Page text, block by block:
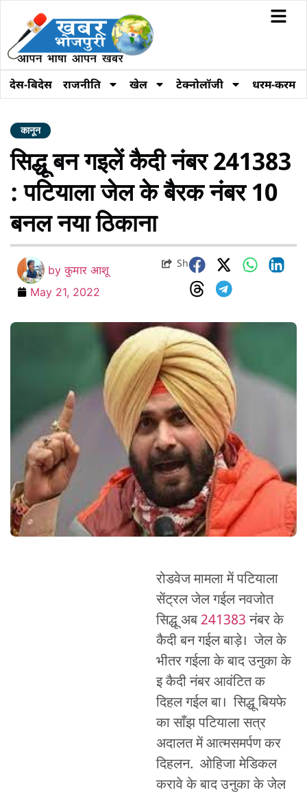
देस-बिदेस राजनीति खेल टेक्नोलॉजी धरम-करम
कानून
सिद्धू बन गइलें कैदी नंबर 241383
: पटियाला जेल के बैरक नंबर 10
बनल नया ठिकाना
by कुमार आशू
May 21, 2022
Share
रोडवेज मामला में पटियाला
सेंट्रल जेल गईल नवजोत
सिद्धू अब 241383नंबर के
कैदी बन गईल बाड़े। जेल के
भीतर गईला के बाद उनुका के
इ कैदी नंबर आवंटित क
दिहल गईल बा। सिद्धू बियफे
का साँझ पटियाला सत्र
अदालत में आत्मसमर्पण कर
दिहलन. ओहिजा मेडिकल
करावे के बाद उनुका के जेल